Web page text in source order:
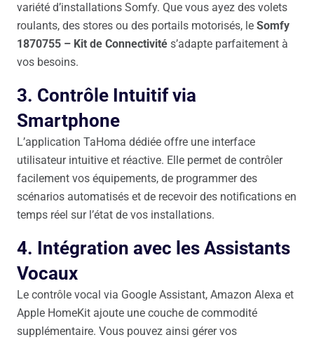
variété d’installations Somfy. Que vous ayez des volets
roulants, des stores ou des portails motorisés, le Somfy
1870755 – Kit de Connectivité s’adapte parfaitement à
vos besoins.
3. Contrôle Intuitif via
Smartphone
L’application TaHoma dédiée offre une interface
utilisateur intuitive et réactive. Elle permet de contrôler
facilement vos équipements, de programmer des
scénarios automatisés et de recevoir des notifications en
temps réel sur l’état de vos installations.
4. Intégration avec les Assistants
Vocaux
Le contrôle vocal via Google Assistant, Amazon Alexa et
Apple HomeKit ajoute une couche de commodité
supplémentaire. Vous pouvez ainsi gérer vos